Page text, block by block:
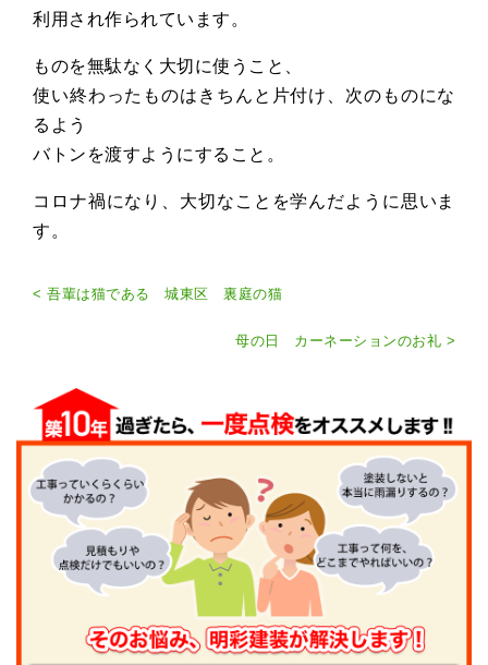
利用され作られています。
ものを無駄なく大切に使うこと、
使い終わったものはきちんと片付け、次のものにな
るよう
バトンを渡すようにすること。
コロナ禍になり、大切なことを学んだように思いま
す。
< 吾輩は猫である 城東区 裏庭の猫
母の日 カーネーションのお礼 >